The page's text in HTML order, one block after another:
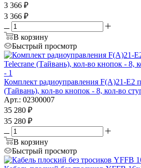
3 366 ₽
3 366 ₽
В корзину
Быстрый просмотр
Комплект радиоуправления F(A)21-E2
(Тайвань), кол-во кнопок - 8, кол-во
Арт.: 02300007
35 280 ₽
35 280 ₽
В корзину
Быстрый просмотр